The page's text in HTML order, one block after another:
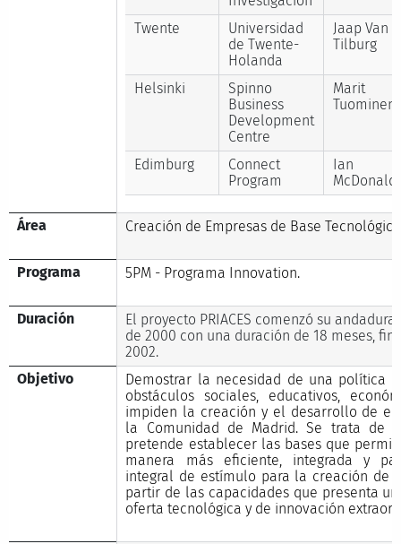
Twente
Universidad
de Twente-
Holanda
Jaap Van
Tilburg
Helsinki
Spinno
Business
Development
Centre
Marit
Tuominen
Edimburg
Connect
Program
Ian
McDonald
Área Creación de Empresas de Base
Programa 5PM - Programa Innovation.
Duración
El proyecto PRIACES comenzó su
de 2000 con una duración de 18 meses,
2002.
Objetivo
Demostrar la necesidad de una política
obstáculos sociales, educativos,
impiden la creación y el desarrollo de
la Comunidad de Madrid. Se trata de
pretende establecer las bases que
manera más eficiente, integrada y
integral de estímulo para la creación de
partir de las capacidades que presenta
oferta tecnológica y de innovación